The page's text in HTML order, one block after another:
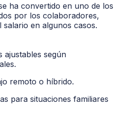
ha convertido en uno de los
por los colaboradores,
en algunos casos.
ajustables según
remoto o híbrido.
para situaciones familiares